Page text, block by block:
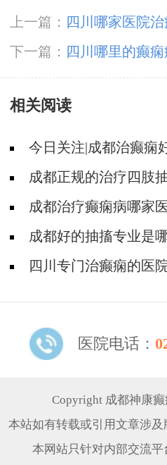
上一篇：
四川哪家医院
喝碳酸饮料吗?
下一篇：
四川哪里的癫
来哪些不好的影响?
相关阅读
今日关注|成都治癫痫
作的症状是什么?
成都正规的治疗四肢
癫痫病发作前有哪些症状
成都治疗癫痫病哪家
有哪些症状?
成都好的抽搐专业是
么征兆?
四川专门治癫痫的医
医院电话：
Copyright 成都神康
本站如有转载或引用文章涉
本网站只针对内部交流平